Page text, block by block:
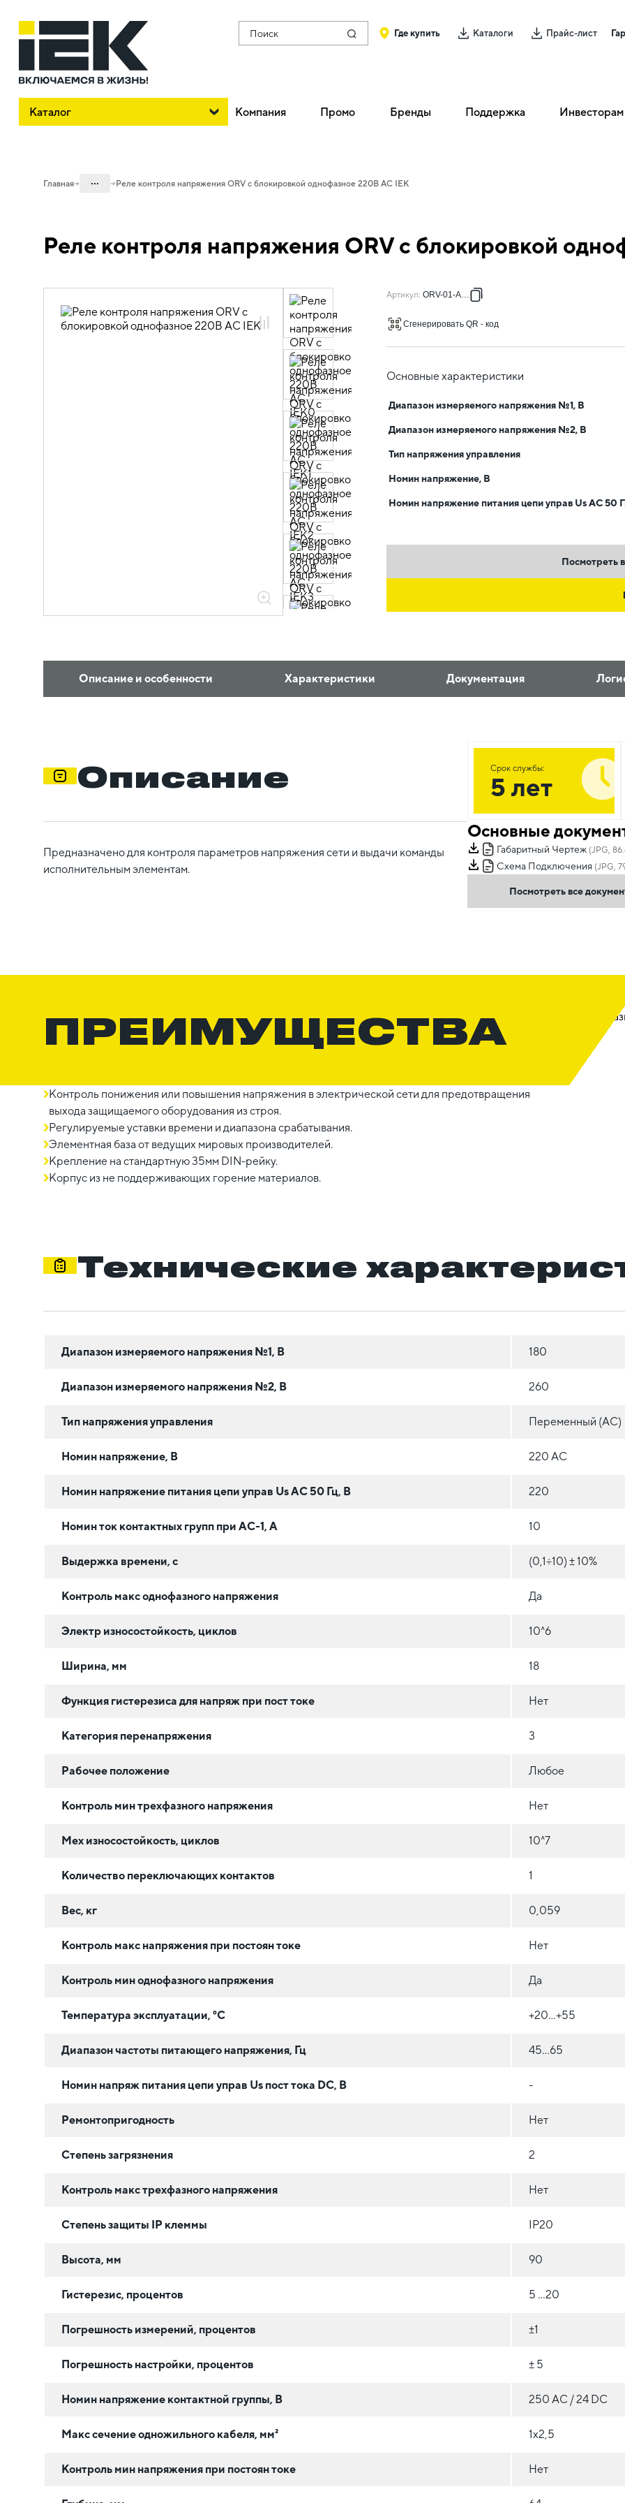
Поиск Где купить Каталоги Прайс-лист
Каталог Компания Промо Бренды Поддержка Инвесторам
Главная ...
30.04 Автоматика релейная
напряжения
Реле контроля напряжения ORV с блокировкой однофазное 220В AC IEK
Реле контроля напряжения ORV с блокировкой
Артикул: ORV-01-A220
Сгенерировать QR - код
Основные характеристики
Диапазон измеряемого напряжения №1, В
Диапазон измеряемого напряжения №2, В
Тип напряжения управления
Номин напряжение, В
Номин напряжение питания цепи управ Us AC 50
Посмотреть
Описание и особенности Характеристики Документация
Описание
Предназначено для контроля параметров напряжения сети и выдачи команды
исполнительным элементам.
Срок службы:
5 лет
Основные
Габаритный Чертеж (JPG,
Схема Подключения (JPG,
Посмотреть все
ПРЕИМУЩЕСТВА
Контроль понижения или повышения напряжения в электрической сети для предотвращения
выхода защищаемого оборудования из строя.
Регулируемые уставки времени и диапазона срабатывания.
Элементная база от ведущих мировых производителей.
Крепление на стандартную 35мм DIN-рейку.
Корпус из не поддерживающих горение материалов.
Технические
Диапазон измеряемого напряжения №1, В 180
Диапазон измеряемого напряжения №2, В 260
Тип напряжения управления Переменный (AC)
Номин напряжение, В 220 АС
Номин напряжение питания цепи управ Us AC 50 Гц, В 220
Номин ток контактных групп при АС-1, А 10
Выдержка времени, с (0,1÷10) ± 10%
Контроль макс однофазного напряжения Да
Электр износостойкость, циклов 10^6
Ширина, мм 18
Функция гистерезиса для напряж при пост токе Нет
Категория перенапряжения 3
Рабочее положение Любое
Контроль мин трехфазного напряжения Нет
Мех износостойкость, циклов 10^7
Количество переключающих контактов 1
Вес, кг 0,059
Контроль макс напряжения при постоян токе Нет
Контроль мин однофазного напряжения Да
Температура эксплуатации, °C +20...+55
Диапазон частоты питающего напряжения, Гц 45...65
Номин напряж питания цепи управ Us пост тока DC, В -
Ремонтопригодность Нет
Степень загрязнения 2
Контроль макс трехфазного напряжения Нет
Степень защиты IP клеммы IP20
Высота, мм 90
Гистерезис, процентов 5 ...20
Погрешность измерений, процентов ±1
Погрешность настройки, процентов ± 5
Номин напряжение контактной группы, В 250 АС / 24 DC
Макс сечение одножильного кабеля, мм² 1х2,5
Контроль мин напряжения при постоян токе Нет